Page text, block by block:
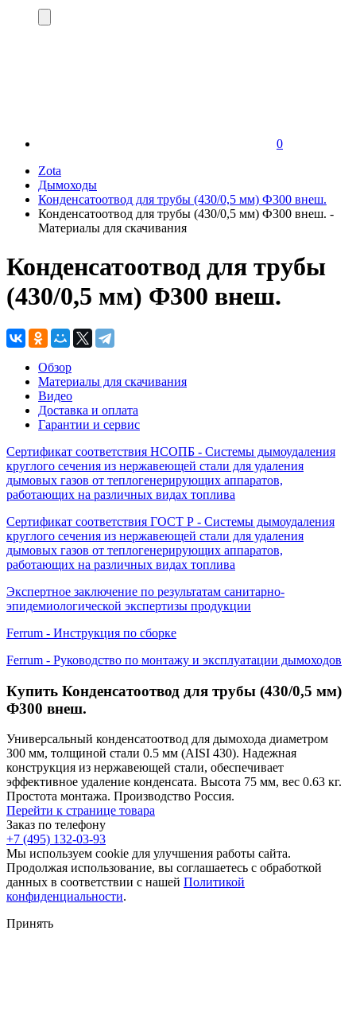
0
Zota
Дымоходы
Конденсатоотвод для трубы (430/0,5 мм) Ф300 внеш.
Конденсатоотвод для трубы (430/0,5 мм) Ф300 внеш. -
Материалы для скачивания
Конденсатоотвод для трубы
(430/0,5 мм) Ф300 внеш.
Обзор
Материалы для скачивания
Видео
Доставка и оплата
Гарантии и сервис
Сертификат соответствия НСОПБ - Системы дымоудаления
круглого сечения из нержавеющей стали для удаления
дымовых газов от теплогенерирующих аппаратов,
работающих на различных видах топлива
Сертификат соответствия ГОСТ Р - Системы дымоудаления
круглого сечения из нержавеющей стали для удаления
дымовых газов от теплогенерирующих аппаратов,
работающих на различных видах топлива
Экспертное заключение по результатам санитарно-
эпидемиологической экспертизы продукции
Ferrum - Инструкция по сборке
Ferrum - Руководство по монтажу и эксплуатации дымоходов
Купить Конденсатоотвод для трубы (430/0,5 мм)
Ф300 внеш.
Универсальный конденсатоотвод для дымохода диаметром
300 мм, толщиной стали 0.5 мм (AISI 430). Надежная
конструкция из нержавеющей стали, обеспечивает
эффективное удаление конденсата. Высота 75 мм, вес 0.63 кг.
Простота монтажа. Производство Россия.
Перейти к странице товара
Заказ по телефону
+7 (495) 132-03-93
Мы используем cookie для улучшения работы сайта.
Продолжая использование, вы соглашаетесь с обработкой
данных в соответствии с нашей Политикой
конфиденциальности.
Принять